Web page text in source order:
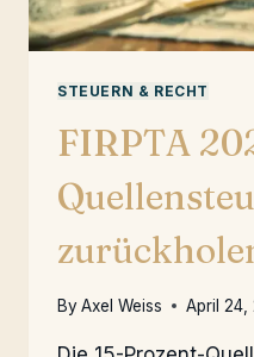
STEUERN & RECHT
FIRPTA
ByAxel Weiss April 24,